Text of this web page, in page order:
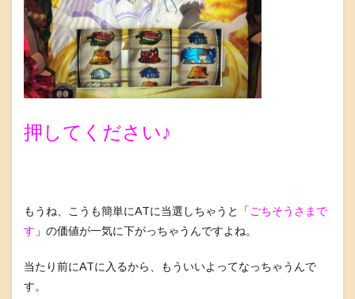
押してください♪
もうね、こうも簡単にATに当選しちゃうと「ごちそうさまで
す 」の価値が一気に下がっちゃうんですよね。
当たり前にATに入るから、もういいよってなっちゃうんで
す。